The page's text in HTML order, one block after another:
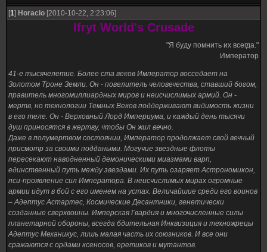
[1] Horacio [2010-10-22, 2:23:06]
Ifryt World's Crusade
"Я буду помнить их всегда."
Император
41-е тысячелетие. Более ста веков Император восседает на
Золотом Троне Земли. Он - повелитель человечества, ставший богом,
правитель многомиллиардных миров и неисчислимых армий. Он -
мертв, но технологии Темных Веков поддерживают видимость жизни
в его теле. Он - Верховный Лорд Империума, и каждый день тысячи
душ приносятся в жертву, чтобы Он жил вечно.
Даже в полумертвом состоянии, Император продолжает свой вечный
присмотр за своими поддаными. Могучие звездные флоты
пересекают наводненный демоническими миазмами варп,
единственный путь между звездами. Их путь озаряет Астрономикон,
пси-проявление сил Императора. В неисчислимых мирах огромные
армии идут в бой с его именем на устах. Величайшие среди его воинов
– Адептус Астартес, Космические Десантники, генетически
созданные сверхвоины. Имперская Гвардия и многочисленные силы
планетарной обороны, всегда бдительная Инквизиция и техножрецы
Адептус Механикус, лишь малая часть их союзников. И все они
сражаются с ордами ксеносов, еретиков и мутантов.